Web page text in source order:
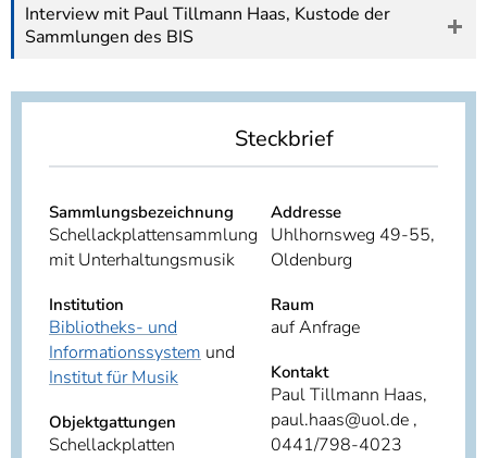
Interview mit Paul Tillmann Haas, Kustode der
Sammlungen des BIS
Steckbrief
Sammlungsbezeichnung
Schellackplattensammlung
mit Unterhaltungsmusik
Institution
Bibliotheks- und
Informationssystem und
Institut für Musik
Objektgattungen
Schellackplatten
Addresse
Uhlhornsweg 49-55,
Oldenburg
Raum
auf Anfrage
Kontakt
Paul Tillmann Haas,
paul.haas@uol.de ,
0441/798-4023